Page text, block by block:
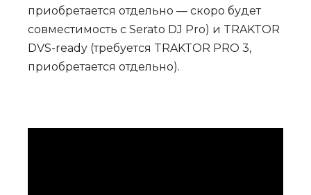
приобретается отдельно — скоро будет
совместимость с Serato DJ Pro) и TRAKTOR
DVS-ready (требуется TRAKTOR PRO 3,
приобретается отдельно).